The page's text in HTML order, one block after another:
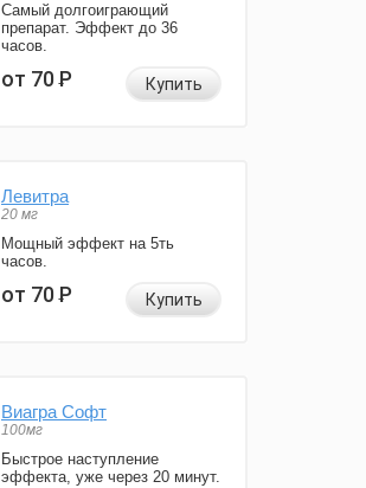
Самый долгоиграющий
препарат. Эффект до 36
часов.
от 70Р Купить
Левитра
20 мг
Мощный эффект на 5ть
часов.
от 70Р Купить
Виагра Софт
100мг
Быстрое наступление
эффекта, уже через 20 минут.